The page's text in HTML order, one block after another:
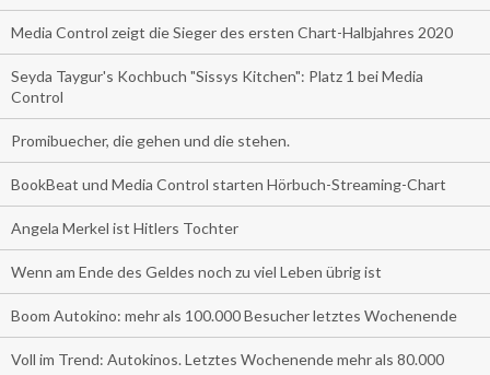
Media Control zeigt die Sieger des ersten Chart-Halbjahres 2020
Seyda Taygur's Kochbuch "Sissys Kitchen": Platz 1 bei Media
Control
Promibuecher, die gehen und die stehen.
BookBeat und Media Control starten Hörbuch-Streaming-Chart
Angela Merkel ist Hitlers Tochter
Wenn am Ende des Geldes noch zu viel Leben übrig ist
Boom Autokino: mehr als 100.000 Besucher letztes Wochenende
Voll im Trend: Autokinos. Letztes Wochenende mehr als 80.000